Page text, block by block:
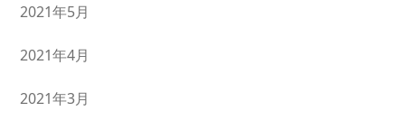
2021年5月
2021年4月
2021年3月